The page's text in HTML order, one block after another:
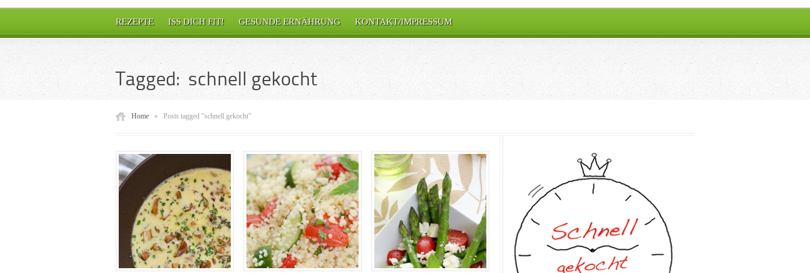
REZEPTE ISS DICH FIT! GESUNDE ERNÄHRUNG KONTAKT/IMPRESSUM
Tagged: schnell gekocht
Home » Posts tagged "schnell gekocht"